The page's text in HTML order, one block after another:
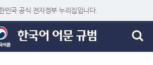
민국 공식 전자정부 누리집입니다.